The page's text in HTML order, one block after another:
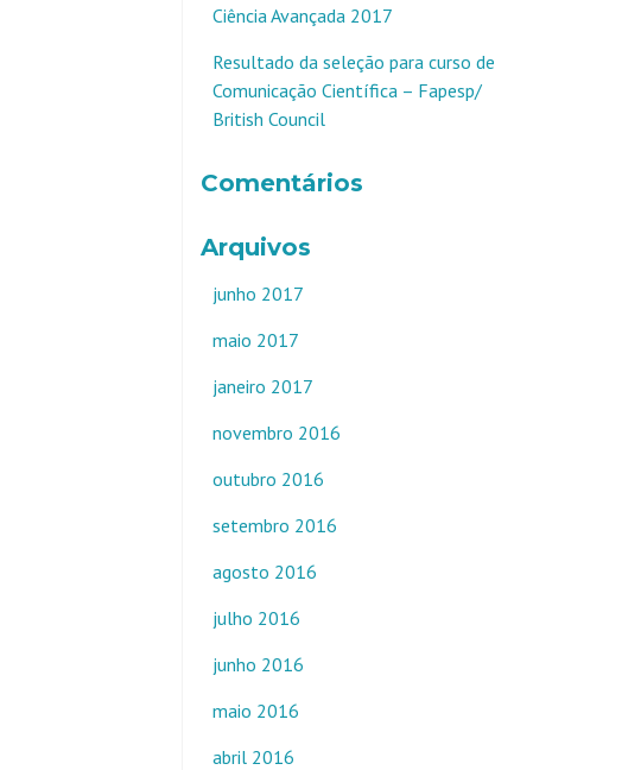
Ciência Avançada 2017
Resultado da seleção para curso de
Comunicação Científica – Fapesp/
British Council
Comentários
Arquivos
junho 2017
maio 2017
janeiro 2017
novembro 2016
outubro 2016
setembro 2016
agosto 2016
julho 2016
junho 2016
maio 2016
abril 2016